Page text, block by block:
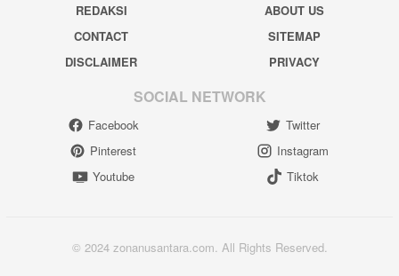
REDAKSI
ABOUT US
CONTACT
SITEMAP
DISCLAIMER
PRIVACY
SOCIAL NETWORK
Facebook
Twitter
Pinterest
Instagram
Youtube
Tiktok
© 2024 zonanusantara.com. All Rights Reserved.